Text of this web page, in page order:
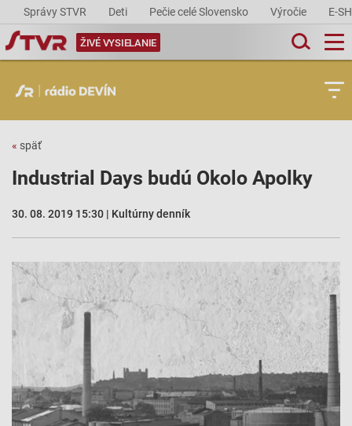
Správy STVR Deti Pečie celé Slovensko Výročie E-
ŽIVÉ VYSIELANIE
« späť
Industrial Days budú Okolo Apolky
30. 08. 2019 15:30 | Kultúrny denník